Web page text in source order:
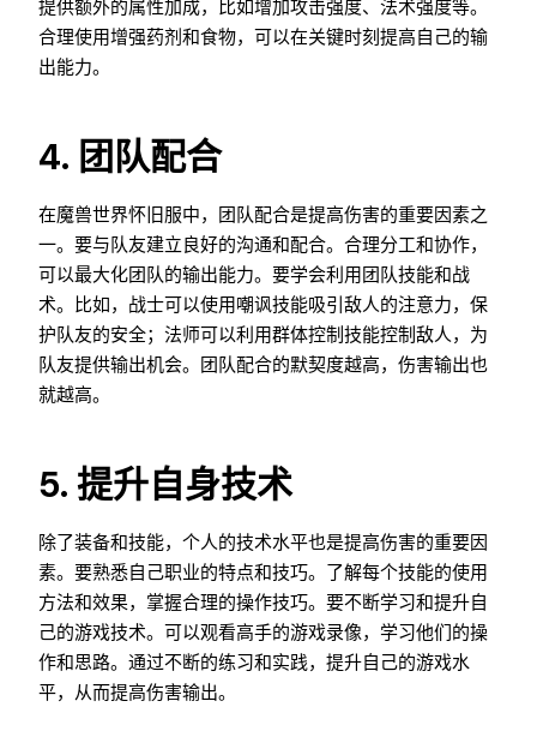
提供额外的属性加成，比如增加攻击强度、法术强度等。
合理使用增强药剂和食物，可以在关键时刻提高自己的输
出能力。
4. 团队配合
在魔兽世界怀旧服中，团队配合是提高伤害的重要因素之
一。要与队友建立良好的沟通和配合。合理分工和协作，
可以最大化团队的输出能力。要学会利用团队技能和战
术。比如，战士可以使用嘲讽技能吸引敌人的注意力，保
护队友的安全；法师可以利用群体控制技能控制敌人，为
队友提供输出机会。团队配合的默契度越高，伤害输出也
就越高。
5. 提升自身技术
除了装备和技能，个人的技术水平也是提高伤害的重要因
素。要熟悉自己职业的特点和技巧。了解每个技能的使用
方法和效果，掌握合理的操作技巧。要不断学习和提升自
己的游戏技术。可以观看高手的游戏录像，学习他们的操
作和思路。通过不断的练习和实践，提升自己的游戏水
平，从而提高伤害输出。